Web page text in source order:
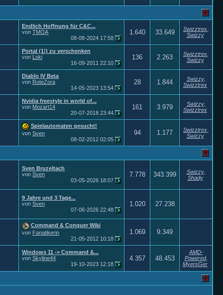
Endlich Hoffnung für C&C...
von TMOA
08-08-2024 17:58
1.640 33.649 Swizztrex
Swizzy
Portal (1!) zu verschenken
von Loki
16-09-2011 22:10
136 2.263 Swizztrex
Swizzy
Diablo IV Beta
von RoteZora
14-05-2023 13:54
28 1.844 Swizzy,
Swizztrex
Nvidia freestyle in world of...
von Mozart14
20-07-2018 23:44
161 3.979 Swizzy,
Swizztrex
Spielautomaten gesucht!
von Sven
08-02-2012 02:05
94 1.177 Swizztrex
Swizzy
Sven Bruzeltach
von Sven
03-05-2026 18:07
7.778 343.399 Swizzy,
Shady
9 Jahre und 3 Tage...
von Sven
07-06-2026 22:48
1.020 27.238
Command & Conquer Wiki
von Fanatikerin
21-05-2012 10:18
1.069 9.349
Windows 11 -> Command &...
von Skyline44
19-10-2023 12:18
4.357 48.453
AMD-
Powered,
MyersGer